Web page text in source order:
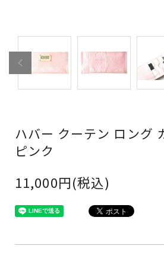
ハバー クーテン ロング
ピンク
11,000円(税込)